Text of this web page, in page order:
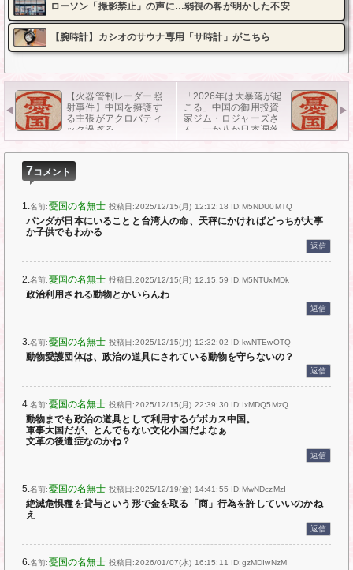
ローソン「撮影禁止」の声に…弱視の客が明かした不安
【腕時計】カシオのサウナ専用「サ時計」がこちら
【火器管制レーダー照
射事件】中国を擁護す
る主張がアクロバティ
ック過ぎる…
「2026年は大暴落が起
こる」中国の御用投資
家ジム・ロジャーズさ
ん、一か八か日本凋落
を予言してしまう
7コメント
1.名前:憂国の名無士 投稿日:2025/12/15(月) 12:12:18 ID:M5NDU0MTQ
パンダが日本にいることと台湾人の命、天秤にかければどっちが大事
か子供でもわかる
返信
2.名前:憂国の名無士 投稿日:2025/12/15(月) 12:15:59 ID:M5NTUxMDk
政治利用される動物とかいらんわ
返信
3.名前:憂国の名無士 投稿日:2025/12/15(月) 12:32:02 ID:kwNTEwOTQ
動物愛護団体は、政治の道具にされている動物を守らないの？
返信
4.名前:憂国の名無士 投稿日:2025/12/15(月) 22:39:30 ID:IxMDQ5MzQ
動物までも政治の道具として利用するゲボカス中国。
軍事大国だが、とんでもない文化小国だよなぁ
文革の後遺症なのかね？
返信
5.名前:憂国の名無士 投稿日:2025/12/19(金) 14:41:55 ID:MwNDczMzI
絶滅危惧種を貸与という形で金を取る「商」行為を許していいのかね
え
返信
6.名前:憂国の名無士 投稿日:2026/01/07(水) 16:15:11 ID:gzMDIwNzM